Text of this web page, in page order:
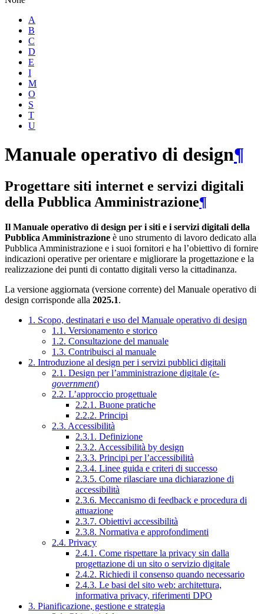
A
B
C
D
E
I
M
O
S
T
U
Manuale operativo di design¶
Progettare siti internet e servizi digitali
della Pubblica Amministrazione¶
Il Manuale operativo di design per i siti e i servizi digitali della
Pubblica Amministrazione è uno strumento di lavoro dedicato alla
Pubblica Amministrazione e i suoi fornitori e ha l’obiettivo di fornire
indicazioni operative per orientare e migliorare la progettazione e la
realizzazione dei punti di contatto digitali verso la cittadinanza.
La versione aggiornata (versione corrente) del Manuale operativo di
design corrisponde alla 2025.1.
1. Scopo, destinatari e uso del Manuale operativo di design
1.1. Versionamento e storico
1.2. Consultazione del manuale
1.3. Contribuisci al manuale
2. Introduzione al design per i servizi pubblici digitali
2.1. Design per l’amministrazione digitale (e-
government)
2.2. L’approccio progettuale
2.2.1. Buone pratiche
2.2.2. Principi
2.3. Accessibilità
2.3.1. Definizione
2.3.2. Accessibilità by design
2.3.3. Principi per l’accessibilità
2.3.4. Linee guida e criteri di successo
2.3.5. Come rilasciare una dichiarazione di
accessibilità
2.3.6. Meccanismo di feedback e procedura di
attuazione
2.3.7. Obiettivi accessibilità
2.3.8. Normativa e approfondimenti
2.4. Privacy
2.4.1. Come rispettare la privacy sin dalla
progettazione di un sito o servizio digitale
2.4.2. Richiedi il consenso quando necessario
2.4.3. Le basi del sito web: architettura,
informativa privacy, riferimenti DPO
3. Pianificazione, gestione e strategia